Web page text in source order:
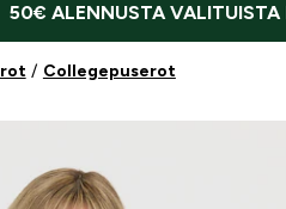
50€ ALENNUSTA
Collegepuserot